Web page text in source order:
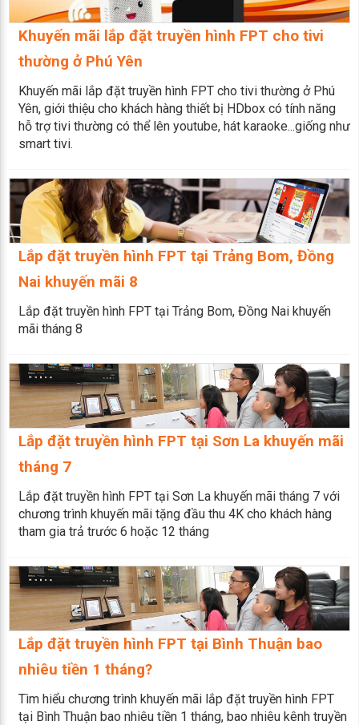
Khuyến mãi lắp đặt truyền hình FPT cho tivi
thường ở Phú Yên
Khuyến mãi lắp đặt truyền hình FPT cho tivi thường ở Phú
Yên, giới thiệu cho khách hàng thiết bị HDbox có tính năng
hỗ trợ tivi thường có thể lên youtube, hát karaoke...giống như
smart tivi.
Lắp đặt truyền hình FPT tại Trảng Bom, Đồng
Nai khuyến mãi 8
Lắp đặt truyền hình FPT tại Trảng Bom, Đồng Nai khuyến
mãi tháng 8
Lắp đặt truyền hình FPT tại Sơn La khuyến mãi
tháng 7
Lắp đặt truyền hình FPT tại Sơn La khuyến mãi tháng 7 với
chương trình khuyến mãi tặng đầu thu 4K cho khách hàng
tham gia trả trước 6 hoặc 12 tháng
Lắp đặt truyền hình FPT tại Bình Thuận bao
nhiêu tiền 1 tháng?
Tìm hiểu chương trình khuyến mãi lắp đặt truyền hình FPT
tại Bình Thuận bao nhiêu tiền 1 tháng, bao nhiêu kênh truyền